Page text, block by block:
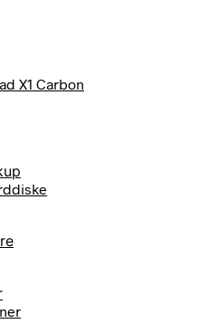
X1 Carbon